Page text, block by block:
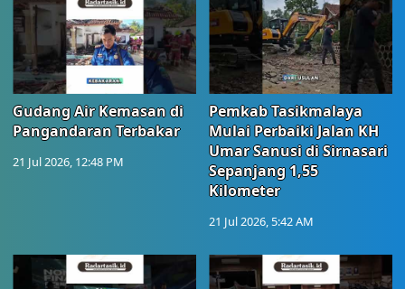
Gudang Air Kemasan di
Pangandaran Terbakar
21 Jul 2026, 12:48 PM
Pemkab Tasikmalaya
Mulai Perbaiki Jalan KH
Umar Sanusi di Sirnasari
Sepanjang 1,55
Kilometer
21 Jul 2026, 5:42 AM